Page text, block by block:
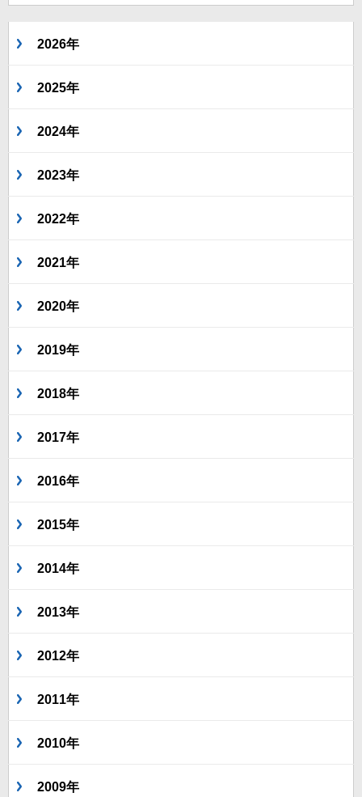
2026年
2025年
2024年
2023年
2022年
2021年
2020年
2019年
2018年
2017年
2016年
2015年
2014年
2013年
2012年
2011年
2010年
2009年